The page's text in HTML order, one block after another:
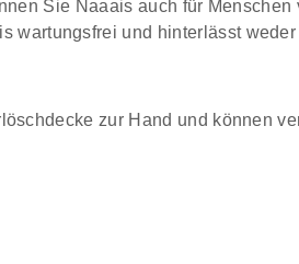
Sie Naaais auch für Menschen
wartungsfrei und hinterlässt
zur Hand und können